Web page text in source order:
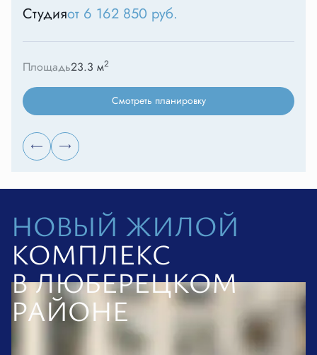
Студияот 6 162 850 руб.
Площадь23.3 м2
Смотреть планировку
НОВЫЙ ЖИЛОЙ
КОМПЛЕКС
В ЛЮБЕРЕЦКОМ
РАЙОНЕ